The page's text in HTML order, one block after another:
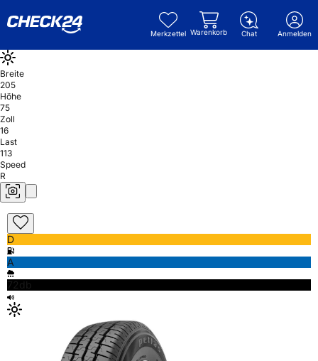
Merkzettel Warenkorb Chat Anmelden
Breite
205
Höhe
75
Zoll
16
Last
113
Speed
R
D
A
72db